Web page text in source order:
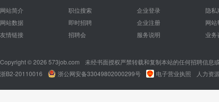
网站简介
网站数据
友情链接
职位搜索
即时招聘
招聘会
企业登录
企业注册
服务说明
隐私
网站
业务
Copyright © 2026 573job.com
未经书面授权严禁转载和复制本站的任何招聘信息
浙B2-20110016
浙公网安备33049802000299号 电子营业执照 人力资